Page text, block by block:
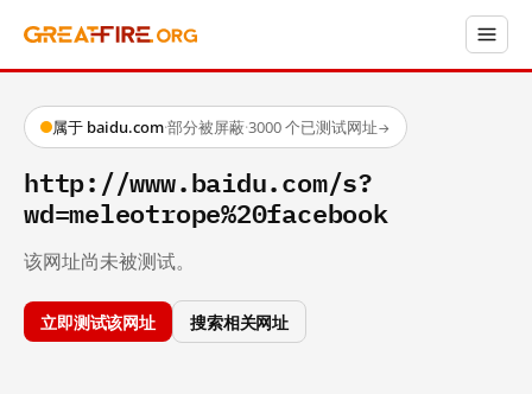
属于 baidu.com·部分被屏蔽·3000 个已测试网址→
http://www.baidu.com/s?
wd=meleotrope%20facebook
该网址尚未被测试。
立即测试该网址 搜索相关网址